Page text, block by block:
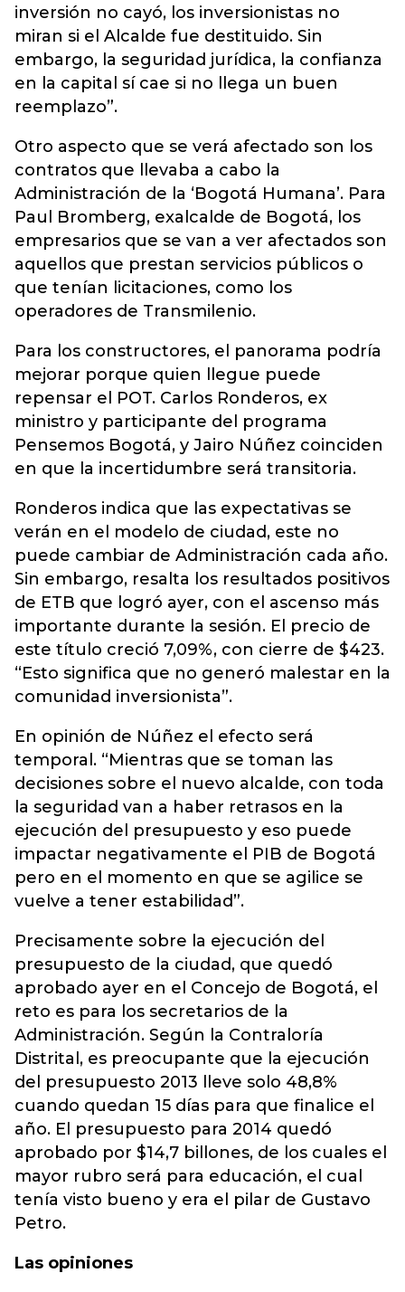
inversión no cayó, los inversionistas no
miran si el Alcalde fue destituido. Sin
embargo, la seguridad jurídica, la confianza
en la capital sí cae si no llega un buen
reemplazo”.
Otro aspecto que se verá afectado son los
contratos que llevaba a cabo la
Administración de la ‘Bogotá Humana’. Para
Paul Bromberg, exalcalde de Bogotá, los
empresarios que se van a ver afectados son
aquellos que prestan servicios públicos o
que tenían licitaciones, como los
operadores de Transmilenio.
Para los constructores, el panorama podría
mejorar porque quien llegue puede
repensar el POT. Carlos Ronderos, ex
ministro y participante del programa
Pensemos Bogotá, y Jairo Núñez coinciden
en que la incertidumbre será transitoria.
Ronderos indica que las expectativas se
verán en el modelo de ciudad, este no
puede cambiar de Administración cada año.
Sin embargo, resalta los resultados positivos
de ETB que logró ayer, con el ascenso más
importante durante la sesión. El precio de
este título creció 7,09%, con cierre de $423.
“Esto significa que no generó malestar en la
comunidad inversionista”.
En opinión de Núñez el efecto será
temporal. “Mientras que se toman las
decisiones sobre el nuevo alcalde, con toda
la seguridad van a haber retrasos en la
ejecución del presupuesto y eso puede
impactar negativamente el PIB de Bogotá
pero en el momento en que se agilice se
vuelve a tener estabilidad”.
Precisamente sobre la ejecución del
presupuesto de la ciudad, que quedó
aprobado ayer en el Concejo de Bogotá, el
reto es para los secretarios de la
Administración. Según la Contraloría
Distrital, es preocupante que la ejecución
del presupuesto 2013 lleve solo 48,8%
cuando quedan 15 días para que finalice el
año. El presupuesto para 2014 quedó
aprobado por $14,7 billones, de los cuales el
mayor rubro será para educación, el cual
tenía visto bueno y era el pilar de Gustavo
Petro.
Las opiniones